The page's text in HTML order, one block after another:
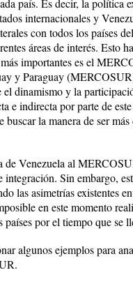
país. Es decir, la política
internacionales y
con todos los países
áreas de interés. Esto
importantes es el
y Paraguay
dinamismo y la
e indirecta por parte de
la manera de ser
de Venezuela al
Sin embargo,
las asimetrías existentes
en este momento
por el tiempo que se
algunos ejemplos para